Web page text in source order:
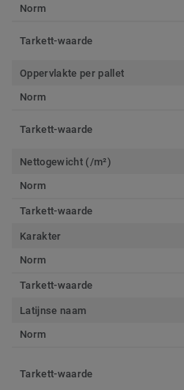
Norm
Tarkett-waarde
Oppervlakte per pallet
Norm
Tarkett-waarde
Nettogewicht (/m²)
Norm
Tarkett-waarde
Karakter
Norm
Tarkett-waarde
Latijnse naam
Norm
Tarkett-waarde